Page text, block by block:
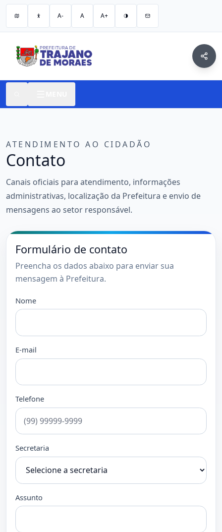
A- A A+
ATENDIMENTO AO CIDADÃO
Contato
Canais oficiais para atendimento, informações
administrativas, localização da Prefeitura e envio de
mensagens ao setor responsável.
Formulário de contato
Preencha os dados abaixo para enviar sua
mensagem à Prefeitura.
Nome
E-mail
Telefone
Secretaria
Assunto